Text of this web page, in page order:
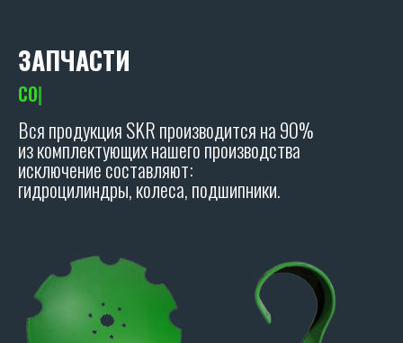
ЗАПЧАСТИ
для дисковых б
Вся продукция SKR производится на 90%
из комплектующих нашего производства
исключение составляют:
гидроцилиндры, колеса, подшипники.